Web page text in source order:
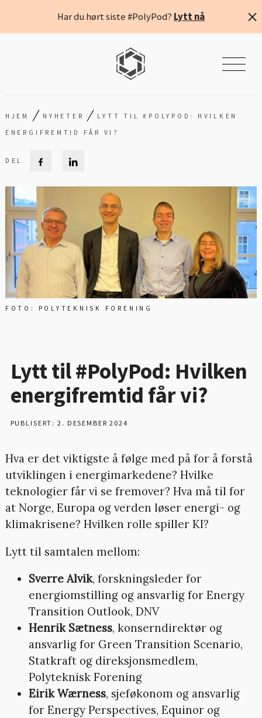
Har du hørt siste #PolyPod? Lytt nå
HJEM / NYHETER / LYTT TIL #POLYPOD: HVILKEN
ENERGIFREMTID FÅR VI?
FOTO: POLYTEKNISK FORENING
Lytt til #PolyPod: Hvilken
energifremtid får vi?
PUBLISERT: 2. DESEMBER 2024
Hva er det viktigste å følge med på for å forstå
utviklingen i energimarkedene? Hvilke
teknologier får vi se fremover? Hva må til for
at Norge, Europa og verden løser energi- og
klimakrisene? Hvilken rolle spiller KI?
Lytt til samtalen mellom:
Sverre Alvik, forskningsleder for
energiomstilling og ansvarlig for Energy
Transition Outlook, DNV
Henrik Sætness, konserndirektør og
ansvarlig for Green Transition Scenario,
Statkraft og direksjonsmedlem,
Polyteknisk Forening
Eirik Wærness, sjeføkonom og ansvarlig
for Energy Perspectives, Equinor og